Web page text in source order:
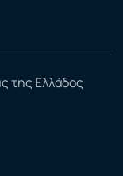
της Ελλάδος